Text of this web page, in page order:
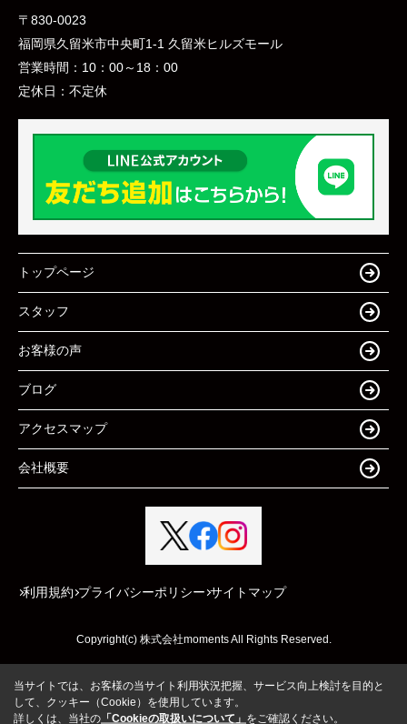
〒830-0023
福岡県久留米市中央町1-1 久留米ヒルズモール
営業時間： 10：00～18：00
定休日： 不定休
トップページ
スタッフ
お客様の声
ブログ
アクセスマップ
会社概要
利用規約 プライバシーポリシー サイトマップ
Copyright(c) 株式会社moments All Rights Reserved.
当サイトでは、お客様の当サイト利用状況把握、サービス向上検討を目的と
して、クッキー（Cookie）を使用しています。
詳しくは、当社の 「Cookieの取扱いについて」 をご確認ください。